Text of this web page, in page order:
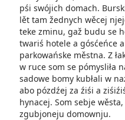
pśi swójich domach.
lět tam žednych wěcej
teke zminu, gaž budu se
twariś hotele a gósćeńce
parkowańske městna. Z
w ruce som se pómysliła
sadowe bomy kubłali w
abo pózdźej za źiśi a
hynacej. Som sebje
zgubjoneju domownju.